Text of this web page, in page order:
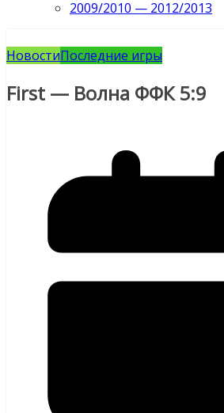
2009/2010 — 2012/2013
НовостиПоследние игры
First — Волна ФФК 5:9